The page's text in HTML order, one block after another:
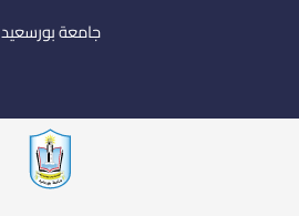
جامعة بورسعيد